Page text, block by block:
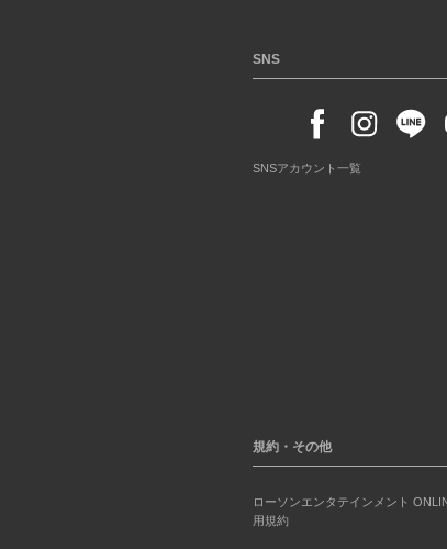
SNS
SNSアカウント一覧
規約・その他
ローソンエンタテインメント
用規約